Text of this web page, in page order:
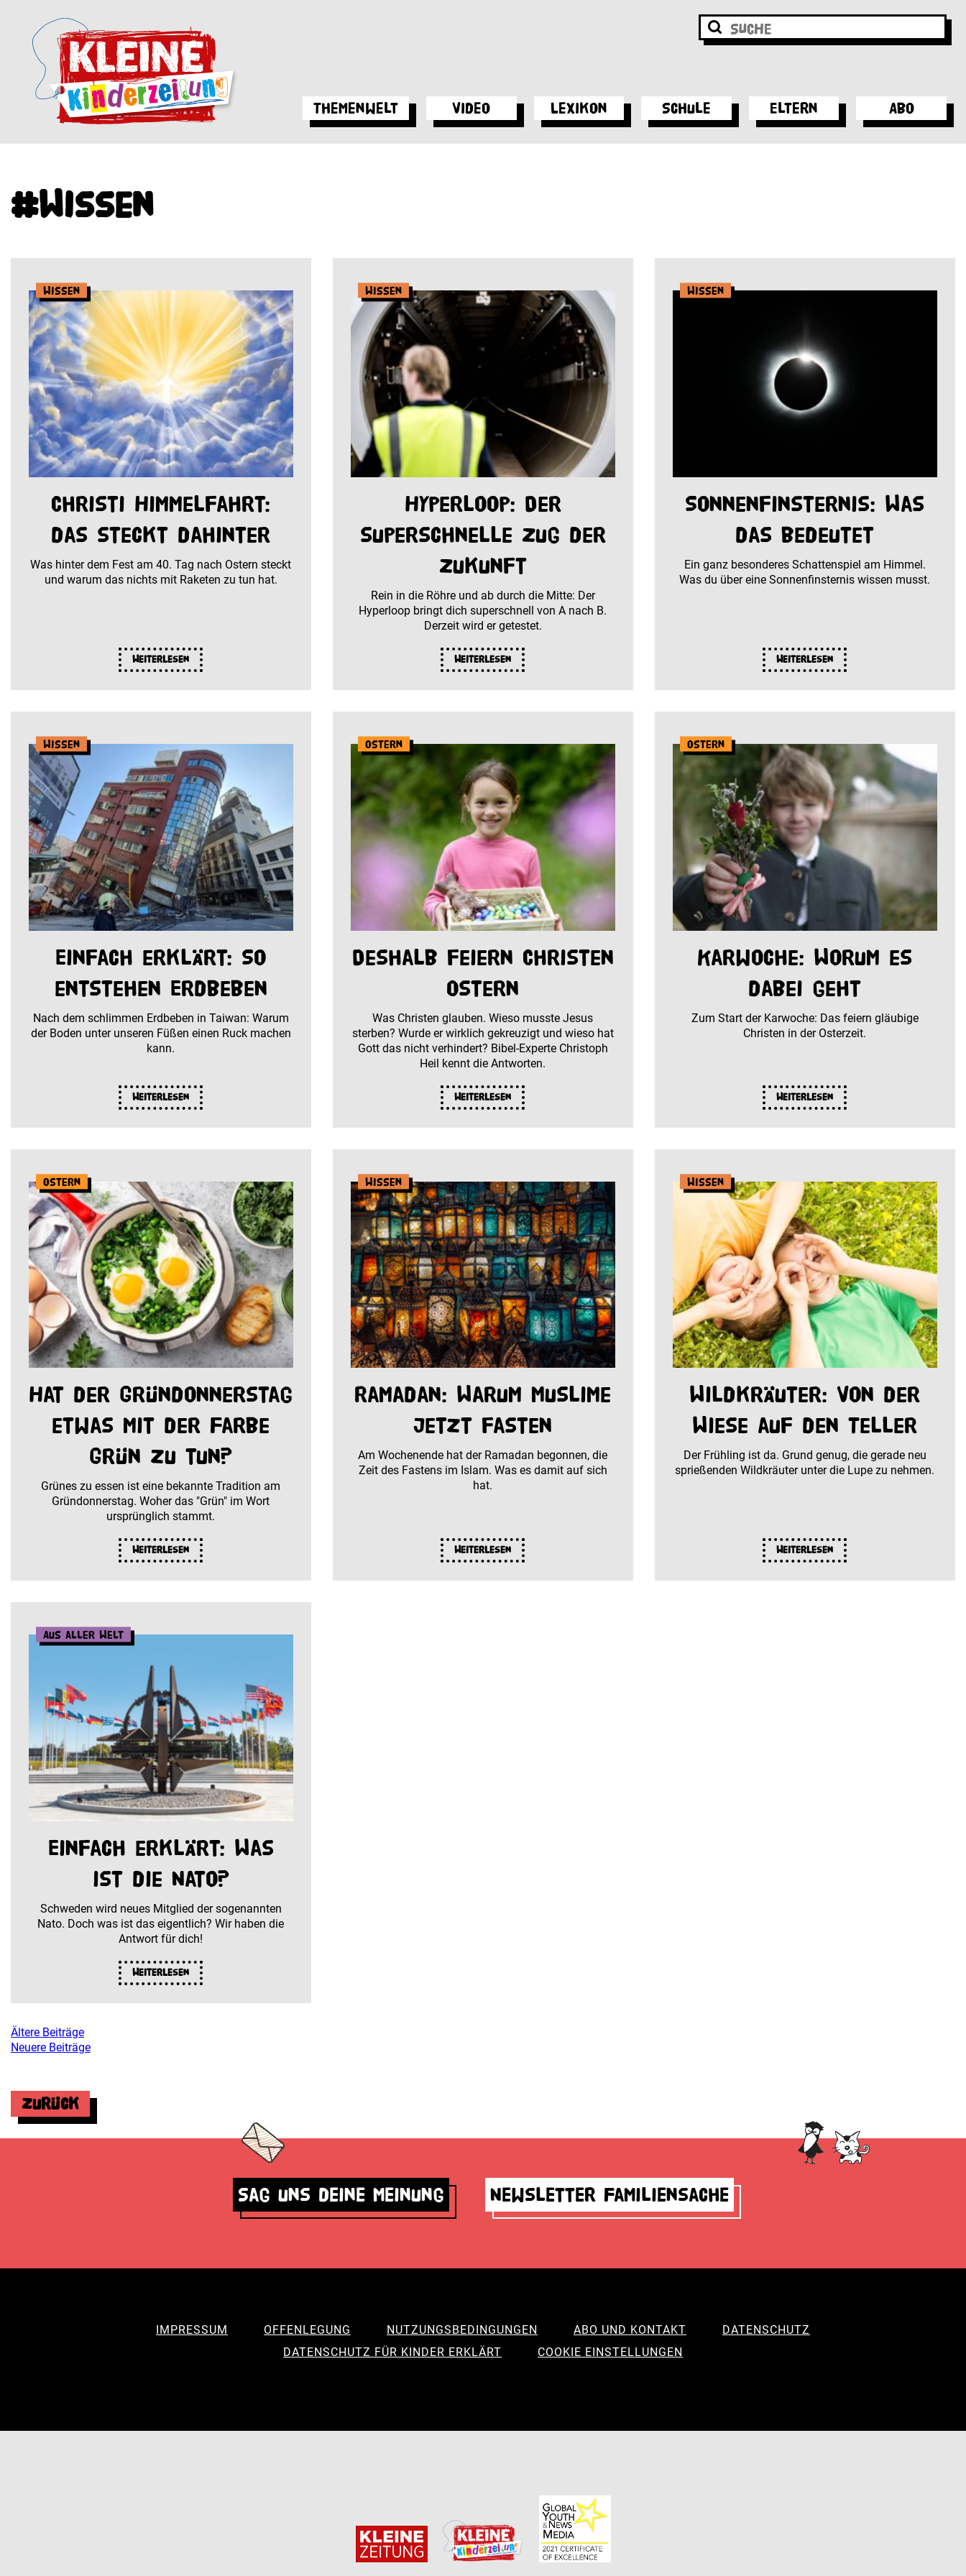
Themenwelt Video Lexikon Schule Eltern Abo
#Wissen
Wissen
Christi Himmelfahrt:
das steckt dahinter
Was hinter dem Fest am 40. Tag nach Ostern steckt
und warum das nichts mit Raketen zu tun hat.
Weiterlesen
Wissen
Hyperloop: Der
superschnelle Zug der
Zukunft
Rein in die Röhre und ab durch die Mitte: Der
Hyperloop bringt dich superschnell von A nach B.
Derzeit wird er getestet.
Weiterlesen
Wissen
Sonnenfinsternis: Was
das bedeutet
Ein ganz besonderes Schattenspiel am Himmel.
Was du über eine Sonnenfinsternis wissen musst.
Weiterlesen
Wissen
Einfach erklärt: So
entstehen Erdbeben
Nach dem schlimmen Erdbeben in Taiwan: Warum
der Boden unter unseren Füßen einen Ruck machen
kann.
Weiterlesen
Ostern
Deshalb feiern Christen
Ostern
Was Christen glauben. Wieso musste Jesus
sterben? Wurde er wirklich gekreuzigt und wieso hat
Gott das nicht verhindert? Bibel-Experte Christoph
Heil kennt die Antworten.
Weiterlesen
Ostern
Karwoche: Worum es
dabei geht
Zum Start der Karwoche: Das feiern gläubige
Christen in der Osterzeit.
Weiterlesen
Ostern
Hat der Gründonnerstag
etwas mit der Farbe
Grün zu tun?
Grünes zu essen ist eine bekannte Tradition am
Gründonnerstag. Woher das "Grün" im Wort
ursprünglich stammt.
Weiterlesen
Wissen
Ramadan: Warum Muslime
jetzt fasten
Am Wochenende hat der Ramadan begonnen, die
Zeit des Fastens im Islam. Was es damit auf sich
hat.
Weiterlesen
Wissen
Wildkräuter: Von der
Wiese auf den Teller
Der Frühling ist da. Grund genug, die gerade neu
sprießenden Wildkräuter unter die Lupe zu nehmen.
Weiterlesen
Aus aller Welt
Einfach erklärt: Was
ist die Nato?
Schweden wird neues Mitglied der sogenannten
Nato. Doch was ist das eigentlich? Wir haben die
Antwort für dich!
Weiterlesen
Beitragsnavigation
Ältere Beiträge
Neuere Beiträge
Zurück
Sag uns deine Meinung Newsletter Familiensache
IMPRESSUM OFFENLEGUNG NUTZUNGSBEDINGUNGEN ABO UND KONTAKT
DATENSCHUTZ
DATENSCHUTZ FÜR KINDER ERKLÄRT
COOKIE EINSTELLUNGEN